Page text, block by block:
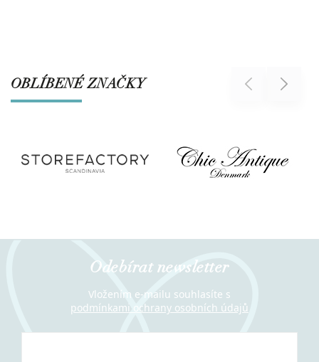
OBLÍBENÉ ZNAČKY Previous Next
Odebírat newsletter
Vložením e-mailu souhlasíte s
podmínkami ochrany osobních údajů